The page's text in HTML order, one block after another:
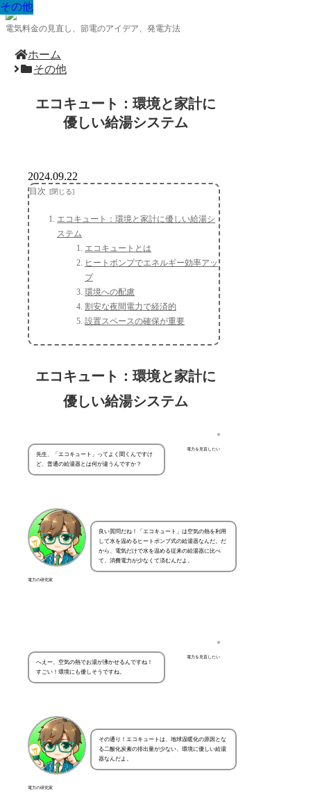
電気料金の見直し、節電のアイデア、発電方法
ホーム
その他
エコキュート：環境と家計に
優しい給湯システム
その他
2024.09.22
目次
エコキュート：環境と家計に優しい給湯シ
ステム
エコキュートとは
ヒートポンプでエネルギー効率アッ
プ
環境への配慮
割安な夜間電力で経済的
設置スペースの確保が重要
エコキュート：環境と家計に
優しい給湯システム
電力を見直したい
先生、「エコキュート」ってよく聞くんですけ
ど、普通の給湯器とは何が違うんですか？
電力の研究家
良い質問だね！「エコキュート」は空気の熱を利用
して水を温めるヒートポンプ式の給湯器なんだ。だ
から、電気だけで水を温める従来の給湯器に比べ
て、消費電力が少なくて済むんだよ。
電力を見直したい
へえー、空気の熱でお湯が沸かせるんですね！
すごい！環境にも優しそうですね。
電力の研究家
その通り！エコキュートは、地球温暖化の原因とな
る二酸化炭素の排出量が少ない、環境に優しい給湯
器なんだよ。
その他
その他
その他
その他
その他
その他
その他
その他